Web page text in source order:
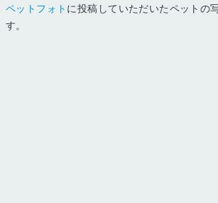
ペットフォト に投稿していただいたペットの
す。